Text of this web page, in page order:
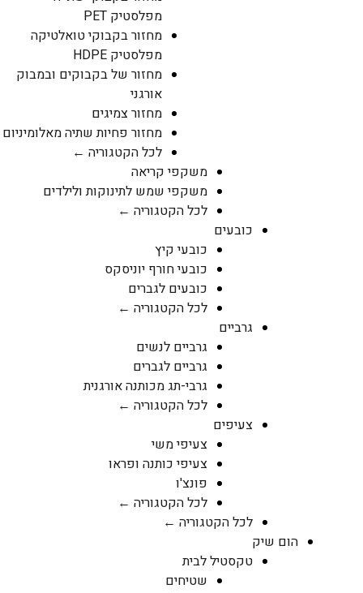
מפלסטיק PET
מחזור בקבוקי טואלטיקה
מפלסטיק HDPE
מחזור של בקבוקים ובמבוק
אורגני
מחזור צמיגים
מחזור פחיות שתיה מאלומיניום
לכל הקטגוריה ←
משקפי קריאה
משקפי שמש לתינוקות ולילדים
לכל הקטגוריה ←
כובעים
כובעי קיץ
כובעי חורף יוניסקס
כובעים לגברים
לכל הקטגוריה ←
גרביים
גרביים לנשים
גרביים לגברים
גרבי-תג מכותנה אורגנית
לכל הקטגוריה ←
צעיפים
צעיפי משי
צעיפי כותנה ופראו
פונצ'ו
לכל הקטגוריה ←
לכל הקטגוריה ←
הום שיק
טקסטיל לבית
שטיחים